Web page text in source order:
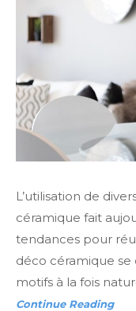
L’utilisation de
céramique fait
tendances pour
déco céramique se
motifs à la fois
Continue Reading